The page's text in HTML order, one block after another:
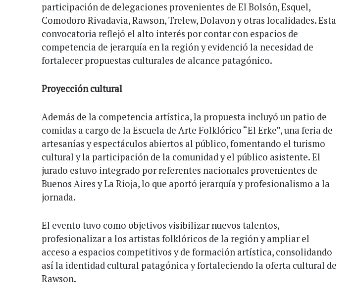
participación de delegaciones provenientes de El Bolsón, Esquel,
Comodoro Rivadavia, Rawson, Trelew, Dolavon y otras localidades. Esta
convocatoria reflejó el alto interés por contar con espacios de
competencia de jerarquía en la región y evidenció la necesidad de
fortalecer propuestas culturales de alcance patagónico.
Proyección cultural
Además de la competencia artística, la propuesta incluyó un patio de
comidas a cargo de la Escuela de Arte Folklórico “El Erke”, una feria de
artesanías y espectáculos abiertos al público, fomentando el turismo
cultural y la participación de la comunidad y el público asistente. El
jurado estuvo integrado por referentes nacionales provenientes de
Buenos Aires y La Rioja, lo que aportó jerarquía y profesionalismo a la
jornada.
El evento tuvo como objetivos visibilizar nuevos talentos,
profesionalizar a los artistas folklóricos de la región y ampliar el
acceso a espacios competitivos y de formación artística, consolidando
así la identidad cultural patagónica y fortaleciendo la oferta cultural de
Rawson.